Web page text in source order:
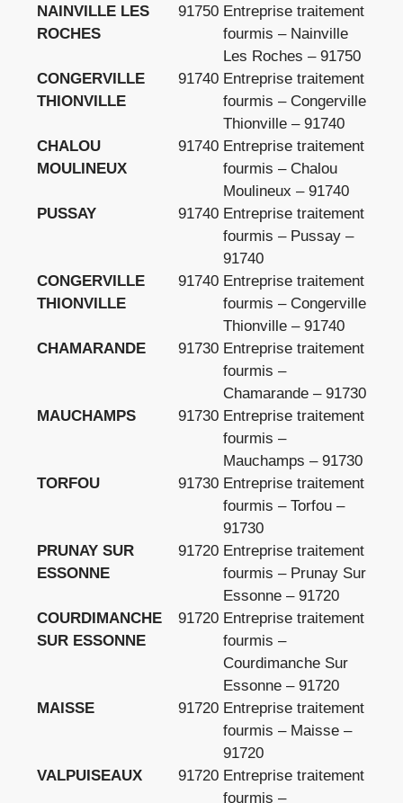
NAINVILLE LES
ROCHES
91750 Entreprise traitement
fourmis – Nainville
Les Roches – 91750
CONGERVILLE
THIONVILLE
91740 Entreprise traitement
fourmis – Congerville
Thionville – 91740
CHALOU
MOULINEUX
91740 Entreprise traitement
fourmis – Chalou
Moulineux – 91740
PUSSAY
91740 Entreprise traitement
fourmis – Pussay –
91740
CONGERVILLE
THIONVILLE
91740 Entreprise traitement
fourmis – Congerville
Thionville – 91740
CHAMARANDE
91730 Entreprise traitement
fourmis –
Chamarande – 91730
MAUCHAMPS
91730 Entreprise traitement
fourmis –
Mauchamps – 91730
TORFOU
91730 Entreprise traitement
fourmis – Torfou –
91730
PRUNAY SUR
ESSONNE
91720 Entreprise traitement
fourmis – Prunay Sur
Essonne – 91720
COURDIMANCHE
SUR ESSONNE
91720 Entreprise traitement
fourmis –
Courdimanche Sur
Essonne – 91720
MAISSE
91720 Entreprise traitement
fourmis – Maisse –
91720
VALPUISEAUX
91720 Entreprise traitement
fourmis –